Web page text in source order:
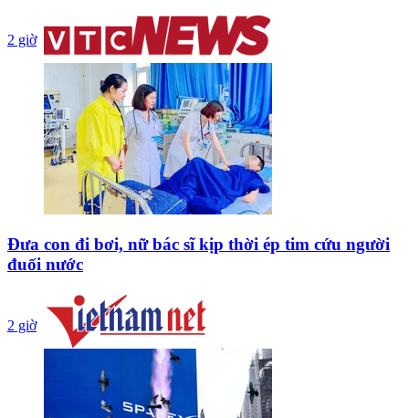
2 giờ
Đưa con đi bơi, nữ bác sĩ kịp thời ép tim cứu người
đuối nước
2 giờ